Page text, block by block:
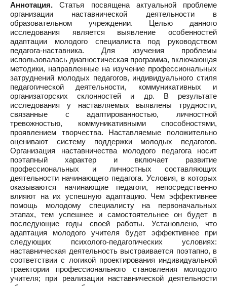
Аннотация. Статья посвящена актуальной проблеме
организации наставнической деятельности в
образовательном учреждении. Целью данного
исследования является выявление особенностей
адаптации молодого специалиста под руководством
педагога-наставника. Для изучения проблемы
использовалась диагностическая программа, включающая
методики, направленные на изучение профессиональных
затруднений молодых педагогов, индивидуального стиля
педагогической деятельности, коммуникативных и
организаторских склонностей и др. В результате
исследования у наставляемых выявлены трудности,
связанные с адаптированностью, личностной
тревожностью, коммуникативными способностями,
проявлением творчества. Наставляемые положительно
оценивают систему поддержки молодых педагогов.
Организация наставничества молодого педагога носит
поэтапный характер и включает развитие
профессиональных и личностных составляющих
деятельности начинающего педагога. Условия, в которых
оказываются начинающие педагоги, непосредственно
влияют на их успешную адаптацию. Чем эффективнее
помощь молодому специалисту на первоначальных
этапах, тем успешнее и самостоятельнее он будет в
последующие годы своей работы. Установлено, что
адаптация молодого учителя будет эффективнее при
следующих психолого-педагогических условиях:
наставническая деятельность выстраивается поэтапно, в
соответствии с логикой проектирования индивидуальной
траектории профессионального становления молодого
учителя; при реализации наставнической деятельности